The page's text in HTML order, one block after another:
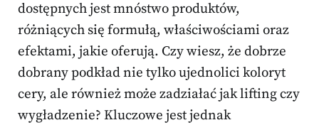
dostępnych jest mnóstwo produktów,
różniących się formułą, właściwościami oraz
efektami, jakie oferują. Czy wiesz, że dobrze
dobrany podkład nie tylko ujednolici koloryt
cery, ale również może zadziałać jak lifting czy
wygładzenie? Kluczowe jest jednak